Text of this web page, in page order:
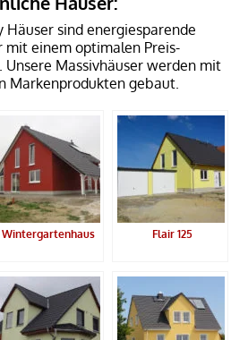
Häuser sind energiesparende
mit einem optimalen Preis-
Unsere Massivhäuser werden mit
Markenprodukten gebaut.
Wintergartenhaus Flair 125